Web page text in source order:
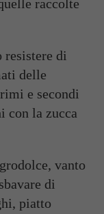
raccolte
resistere di
delle
e secondi
con la zucca
, vanto
di
, piatto